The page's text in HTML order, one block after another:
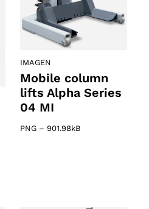
IMAGEN
Mobile column
lifts Alpha Series
04 MI
PNG – 901.98kB